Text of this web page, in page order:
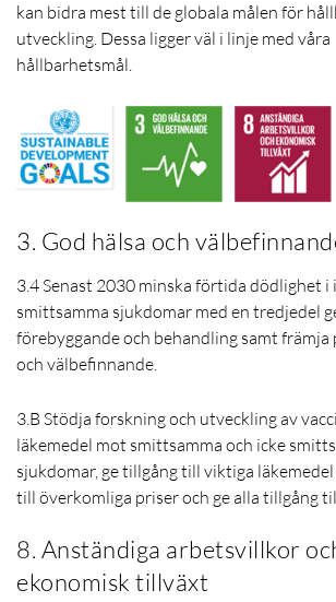
kan bidra mest till de globala målen för
utveckling. Dessa ligger väl i linje med våra
hållbarhetsmål.
3. God hälsa och
3.4 Senast 2030 minska förtida dödlighet i
smittsamma sjukdomar med en tredjedel
förebyggande och behandling samt främja
och välbefinnande.
3.B Stödja forskning och utveckling av
läkemedel mot smittsamma och icke
sjukdomar, ge tillgång till viktiga
till överkomliga priser och ge alla tillgång
8. Anständiga arbetsvillkor
ekonomisk tillväxt